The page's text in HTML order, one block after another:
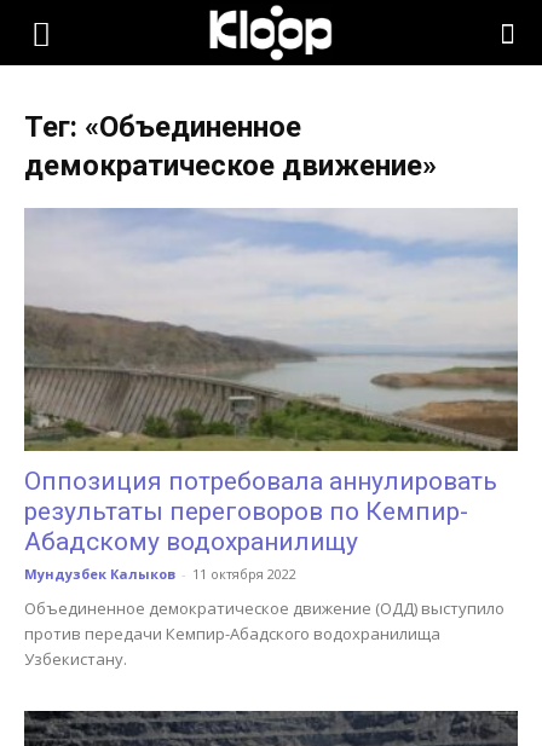
KLOOP.KG
Кыргызстана
Тег: «Объединенное
демократическое движение»
Оппозиция потребовала аннулировать
результаты переговоров по Кемпир-
Абадскому водохранилищу
Мундузбек Калыков - 11 октября 2022
Объединенное демократическое движение (ОДД) выступило
против передачи Кемпир-Абадского водохранилища
Узбекистану.